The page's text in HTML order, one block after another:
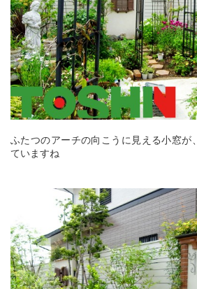
ふたつのアーチの向こうに見える小窓が
ていますね